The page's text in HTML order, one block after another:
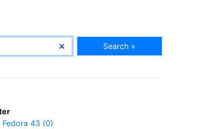
Search »
Fedora 43 (0)